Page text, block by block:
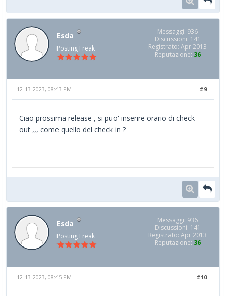
Esda
Posting Freak
Messaggi: 936
Discussioni: 141
Registrato: Apr 2013
Reputazione: 36
#9
12-13-2023, 08:43 PM
Ciao prossima release , si puo' inserire orario di check
out ,,, come quello del check in ?
Esda
Posting Freak
Messaggi: 936
Discussioni: 141
Registrato: Apr 2013
Reputazione: 36
#10
12-13-2023, 08:45 PM